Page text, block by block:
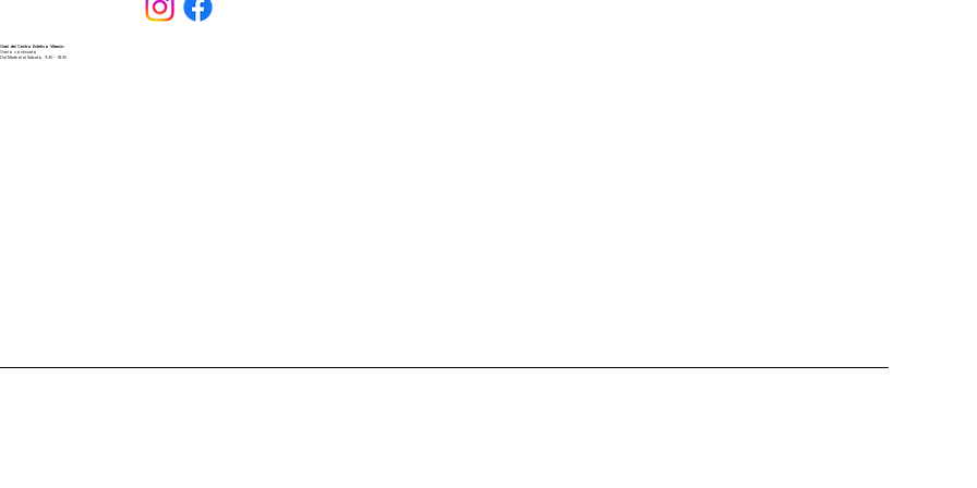
Orari del Centro Estetico Vitamin:
Orario continuato
Dal Martedì al Sabato 9:30 - 18:30